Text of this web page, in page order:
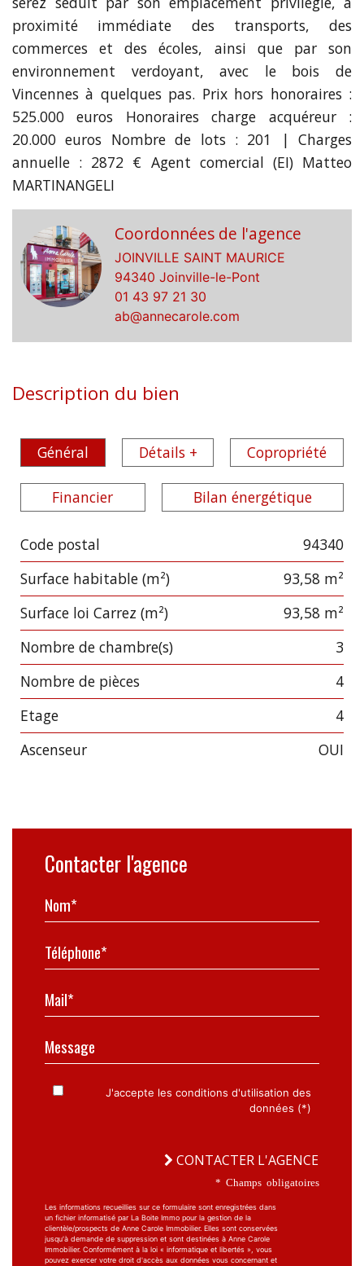
proximité immédiate des transports, des
commerces et des écoles, ainsi que par son
environnement verdoyant, avec le bois de
Vincennes à quelques pas. Prix hors honoraires :
525.000 euros Honoraires charge acquéreur :
20.000 euros Nombre de lots : 201 | Charges
annuelle : 2872 € Agent comercial (EI) Matteo
MARTINANGELI
Coordonnées de l'agence
JOINVILLE SAINT MAURICE
94340 Joinville-le-Pont
01 43 97 21 30
ab@annecarole.com
Description du bien
Général Détails + Copropriété
Financier Bilan énergétique
Label Value
Code postal
94340
Surface habitable (m²)
93,58 m²
Surface loi Carrez (m²)
93,58 m²
Nombre de chambre(s)
3
Nombre de pièces
4
Etage
4
Ascenseur
OUI
Contacter l'agence
Nom*
Téléphone*
Mail*
Message
J'accepte les conditions d'utilisation des
données (*)
CONTACTER L'AGENCE
* Champs obligatoires
Les informations recueillies sur ce formulaire sont enregistrées dans
un fichier informatisé par La Boite Immo pour la gestion de la
clientèle/prospects de Anne Carole Immobilier. Elles sont conservées
jusqu'à demande de suppression et sont destinées à Anne Carole
Immobilier. Conformément à la loi « informatique et libertés », vous
pouvez exercer votre droit d'accès aux données vous concernant et